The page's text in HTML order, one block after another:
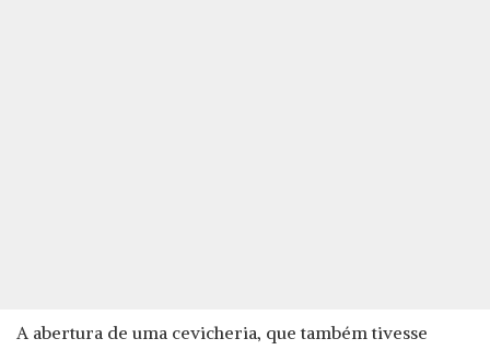
A abertura de uma cevicheria, que também tivesse